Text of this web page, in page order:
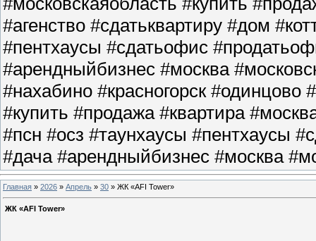
#агенство #сдатьквартиру #дом
#пентхаусы #сдатьофис
#арендныйбизнес #москва
#нахабино #красногорск
#купить #продажа #квартира
#псн #осз #таунхаусы #пентхаусы
#дача #арендныйбизнес #москва
Главная » 2026 » Апрель » 30 » ЖК «AFI Tower»
ЖК «AFI Tower»